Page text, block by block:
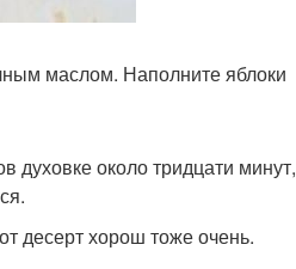
маслом. Наполните яблоки
духовке около тридцати минут,
десерт хорош тоже очень.